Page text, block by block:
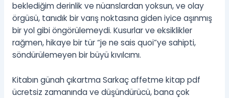
beklediğim derinlik ve nüanslardan yoksun, ve olay
örgüsü, tanıdık bir varış noktasına giden iyice aşınmış
bir yol gibi öngörülemeydi. Kusurlar ve eksiklikler
rağmen, hikaye bir tür “je ne sais quoi”ye sahipti,
söndürülemeyen bir büyü kıvılcımı.
Kitabın günah çıkartma Sarkaç affetme kitap pdf
ücretsiz zamanında ve düşündürücü, bana çok